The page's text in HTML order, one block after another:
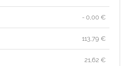
- 0,00 €
113,79 €
21,62 €